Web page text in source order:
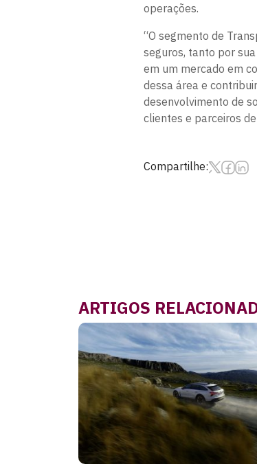
operações.
“O segmento de
seguros, tanto por
em um mercado em
dessa área e
desenvolvimento de
clientes e parceiros
Compartilhe:
ARTIGOS